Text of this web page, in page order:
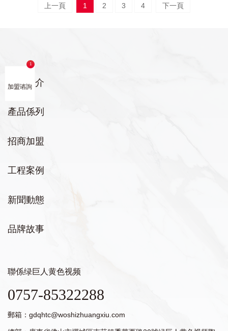
上一頁 1 2 3 4 下一頁
品牌簡介
產品係列
招商加盟
工程案例
新聞動態
品牌故事
聯係绿巨人黄色视频
0757-85322288
郵箱： gdqhtc@woshizhuangxiu.com
加盟谘詢